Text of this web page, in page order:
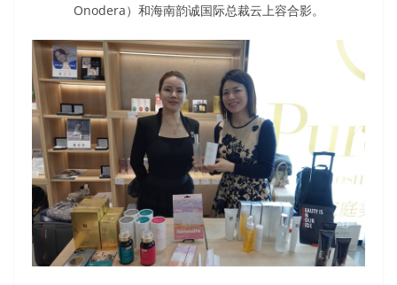
Onodera）和海南韵诚国际总裁云上容合影。